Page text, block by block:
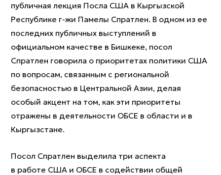
публичная лекция Посла США в Кыргызской
Республике г-жи Памелы Спратлен. В одном из ее
последних публичных выступлений в
официальном качестве в Бишкеке, посол
Спратлен говорила о приоритетах политики США
по вопросам, связанным с региональной
безопасностью в Центральной Азии, делая
особый акцент на том, как эти приоритеты
отражены в деятельности ОБСЕ в области и в
Кыргызстане.
Посол Спратлен выделила три аспекта
в работе США и ОБСЕ в содействии общей